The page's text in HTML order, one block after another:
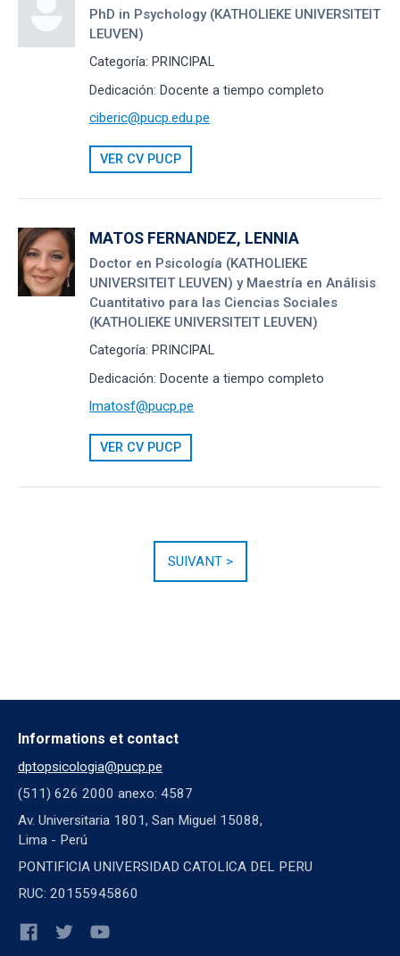
PhD in Psychology (KATHOLIEKE UNIVERSITEIT
LEUVEN)
Categoría: PRINCIPAL
Dedicación: Docente a tiempo completo
ciberic@pucp.edu.pe
VER CV PUCP
MATOS FERNANDEZ, LENNIA
Doctor en Psicología (KATHOLIEKE
UNIVERSITEIT LEUVEN) y Maestría en Análisis
Cuantitativo para las Ciencias Sociales
(KATHOLIEKE UNIVERSITEIT LEUVEN)
Categoría: PRINCIPAL
Dedicación: Docente a tiempo completo
lmatosf@pucp.pe
VER CV PUCP
SUIVANT >
Informations et contact
dptopsicologia@pucp.pe
(511) 626 2000 anexo: 4587
Av. Universitaria 1801, San Miguel 15088,
Lima - Perú
PONTIFICIA UNIVERSIDAD CATOLICA DEL PERU
RUC: 20155945860